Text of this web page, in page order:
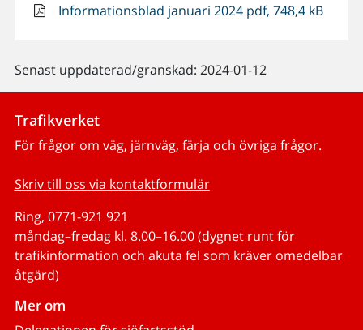
Informationsblad januari 2024 pdf, 748,4 kB
Senast uppdaterad/granskad: 2024-01-12
Trafikverket
För frågor om väg, järnväg, färja och övriga frågor.
Skriv till oss via kontaktformulär
Ring, 0771-921 921
måndag–fredag kl. 8.00–16.00 (dygnet runt för
trafikinformation och akuta fel som kräver omedelbar
åtgärd)
Mer om